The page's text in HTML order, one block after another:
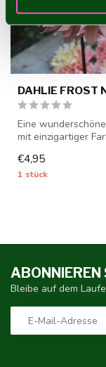
DAHLIE FROST
Eine
mit einzigartiger
Stüc...
€4,95
1 stück
ABONNIEREN
Bleibe auf dem